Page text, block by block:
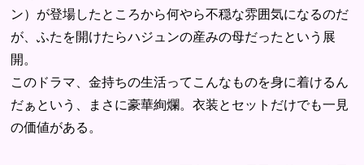
ン）が登場したところから何やら不穏な雰囲気になるのだ
が、ふたを開けたらハジュンの産みの母だったという展
開。
このドラマ、金持ちの生活ってこんなものを身に着けるん
だぁという、まさに豪華絢爛。衣装とセットだけでも一見
の価値がある。